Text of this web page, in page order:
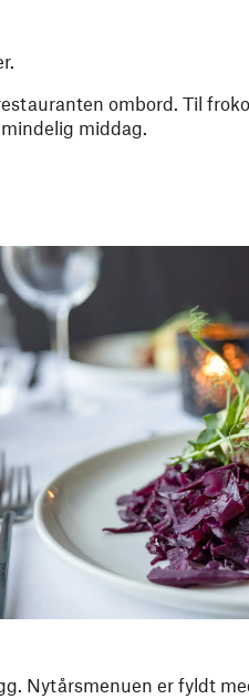
ombord. Til
middag.
Nytårsmenuen er fyldt